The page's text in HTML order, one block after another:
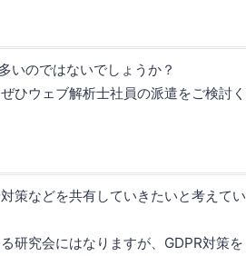
いのではないでしょうか？
ひウェブ解析士社員の派遣をご検討く
策などを共有していきたいと考えてい
研究会にはなりますが、GDPR対策を